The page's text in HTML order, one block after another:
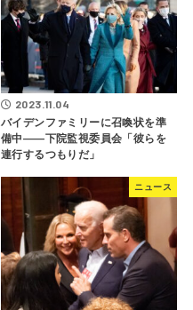
2023.11.04
バイデンファミリーに召喚状を準
備中――下院監視委員会「彼らを
連行するつもりだ」
ニュース